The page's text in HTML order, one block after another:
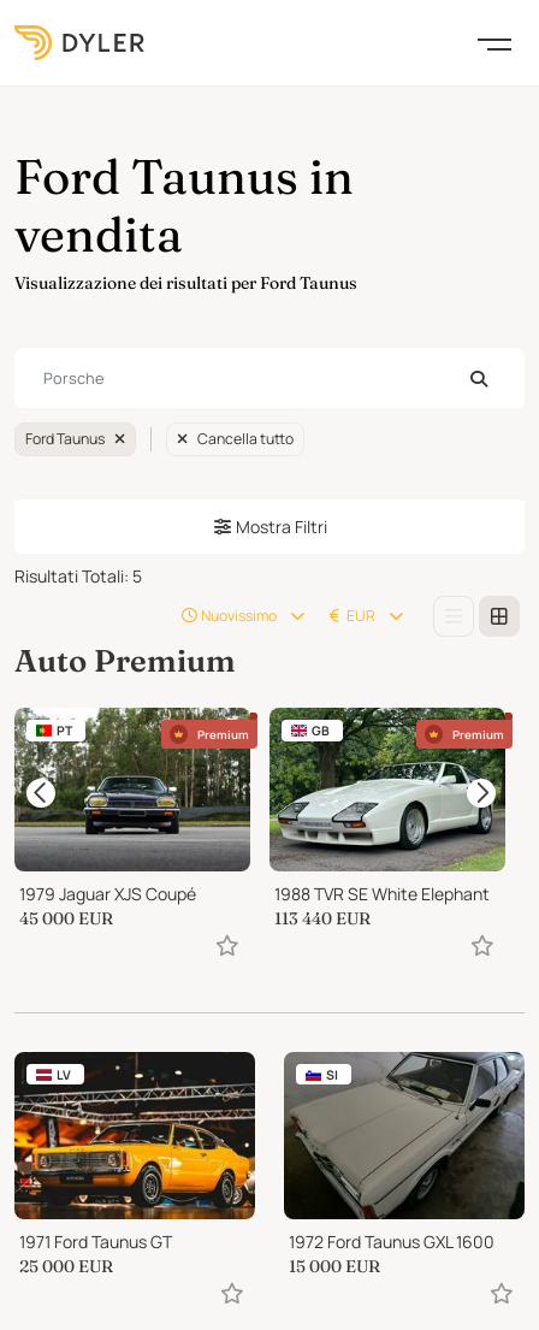
Ford Taunus in
vendita
Visualizzazione dei risultati per Ford Taunus
Ford Taunus Cancella tutto
Mostra Filtri
Risultati Totali: 5
Nuovissimo EUR
Auto Premium
PT Premium
1979 Jaguar XJS Coupé
45 000 EUR
GB Premium
1988 TVR SE White Elephant
113 440 EUR
LV
1971 Ford Taunus GT
25 000 EUR
SI
1972 Ford Taunus GXL 1600
15 000 EUR